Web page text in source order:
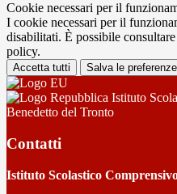
Cookie necessari per il
I cookie necessari per il
disabilitati. È possibile
policy.
Accetta tutti Salva le preferenze
Istituto
Benedetto del Tronto
Contatti
Istituto Scolastico